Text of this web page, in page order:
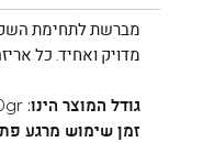
מברשת לתחימת
מדויק ואחיד. כל אריזה מכילה
גודל המוצר הינו:
זמן שימוש מרגע